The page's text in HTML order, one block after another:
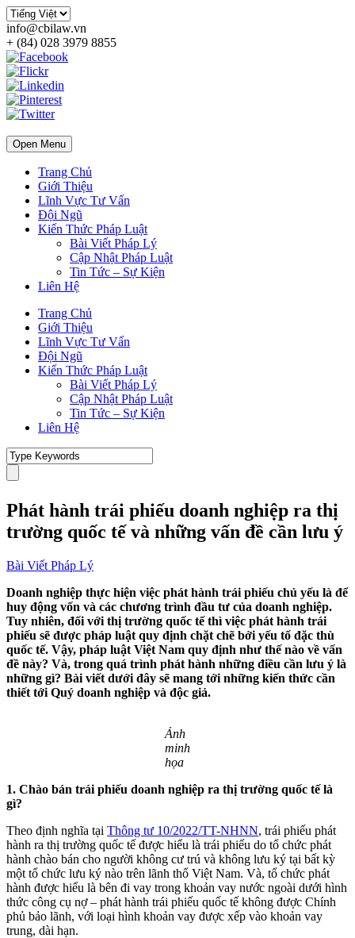
info@cbilaw.vn
+ (84) 028 3979 8855
Open Menu
Trang Chủ
Giới Thiệu
Lĩnh Vực Tư Vấn
Đội Ngũ
Kiến Thức Pháp Luật
Bài Viết Pháp Lý
Cập Nhật Pháp Luật
Tin Tức – Sự Kiện
Liên Hệ
Trang Chủ
Giới Thiệu
Lĩnh Vực Tư Vấn
Đội Ngũ
Kiến Thức Pháp Luật
Bài Viết Pháp Lý
Cập Nhật Pháp Luật
Tin Tức – Sự Kiện
Liên Hệ
Phát hành trái phiếu doanh nghiệp ra thị
trường quốc tế và những vấn đề cần lưu ý
Bài Viết Pháp Lý
Doanh nghiệp thực hiện việc phát hành trái phiếu chủ yếu là để
huy động vốn và các chương trình đầu tư của doanh nghiệp.
Tuy nhiên, đối với thị trường quốc tế thì việc phát hành trái
phiếu sẽ được pháp luật quy định chặt chẽ bởi yếu tố đặc thù
quốc tế. Vậy, pháp luật Việt Nam quy định như thế nào về vấn
đề này? Và, trong quá trình phát hành những điều cần lưu ý là
những gì? Bài viết dưới đây sẽ mang tới những kiến thức cần
thiết tới Quý doanh nghiệp và độc giả.
Ảnh
minh
họa
1. Chào bán trái phiếu doanh nghiệp ra thị trường quốc tế là
gì?
Theo định nghĩa tại Thông tư 10/2022/TT-NHNN, trái phiếu phát
hành ra thị trường quốc tế được hiểu là trái phiếu do tổ chức phát
hành chào bán cho người không cư trú và không lưu ký tại bất kỳ
một tổ chức lưu ký nào trên lãnh thổ Việt Nam. Và, tổ chức phát
hành được hiểu là bên đi vay trong khoản vay nước ngoài dưới hình
thức công cụ nợ – phát hành trái phiếu quốc tế không được Chính
phủ bảo lãnh, với loại hình khoản vay được xếp vào khoản vay
trung, dài hạn.